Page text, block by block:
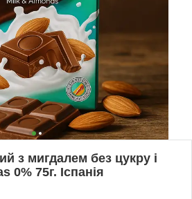
з мигдалем без цукру і
0% 75г. Іспанія